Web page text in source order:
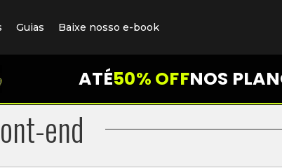
Guias Baixe nosso e-book
ATÉ50% OFFNOS
end